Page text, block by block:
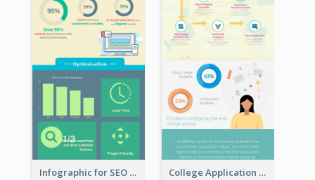
Infographic for SEO Marketing College Application Roadmap Infographic